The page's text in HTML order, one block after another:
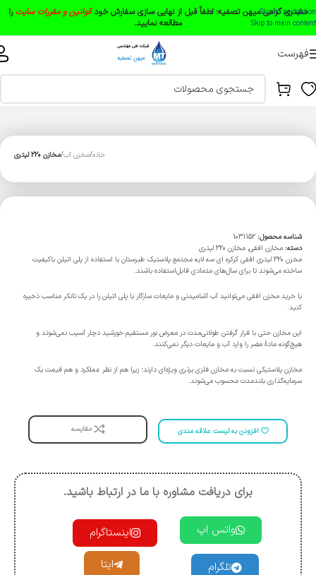
Skip to navigation
Skip to main content
مشتری گرامی میهن تصفیه: لطفاً قبل از نهایی سازی سفارش خودقوانین و مقررات سایت را
مطالعه نمایید.
فهرست
خانه مخزن آب مخازن 220 لیتری
شناسه محصول: 1031152
دسته: مخازن افقی, مخازن 220 لیتری
مخزن 220 لیتری افقی کرکره ای سه لایه مجتمع پلاستیک طبرستان با استفاده از پلی اتیلن باکیفیت
ساخته می‌شوند تا برای سال‌های متمادی قابل‌استفاده باشند.
با خرید مخزن افقی می‌توانید آب آشامیدنی و مایعات سازگار با پلی اتیلن را در یک تانکر مناسب ذخیره
کنید.
این مخازن حتی با قرار گرفتن طولانی‌مدت در معرض نور مستقیم خورشید دچار آسیب نمی‌شوند و
هیچ‌گونه مادۀ مضر را وارد آب و مایعات دیگر نمی‌کنند.
مخازن پلاستیکی نسبت به مخازن فلزی برتری ویژه‌ای دارند؛ زیرا هم از نظر عملکرد و هم قیمت یک
سرمایه‌گذاری بلندمدت محسوب می‌شوند.
افزودن به لیست علاقه مندی مقایسه
برای دریافت مشاوره با ما در ارتباط باشید.
واتس اپ اینستاگرام
تلگرام ایتا